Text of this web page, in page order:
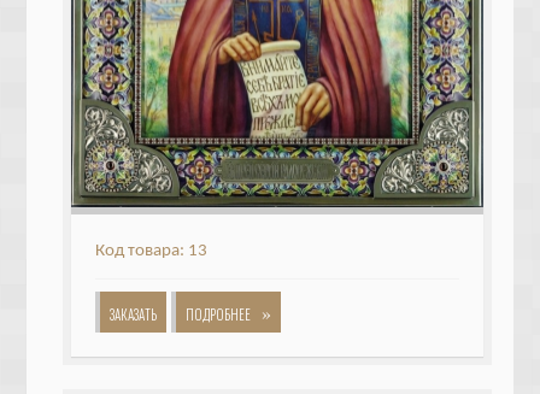
Код товара: 13
ЗАКАЗАТЬ ПОДРОБНЕЕ »